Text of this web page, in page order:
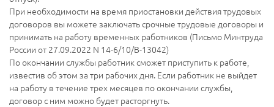
При необходимости на время приостановки действия трудовых
договоров вы можете заключать срочные трудовые договоры и
принимать на работу временных работников (Письмо Минтруда
России от 27.09.2022 N 14-6/10/В-13042)
По окончании службы работник сможет приступить к работе,
известив об этом за три рабочих дня. Если работник не выйдет
на работу в течение трех месяцев по окончании службы,
договор с ним можно будет расторгнуть.